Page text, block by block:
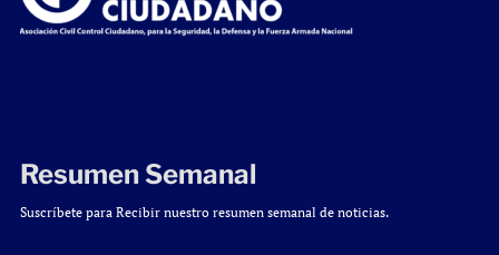
Resumen Semanal
Suscríbete para Recibir nuestro resumen semanal de noticias.